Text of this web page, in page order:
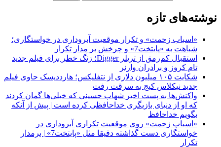
نوشته‌های تازه
«اسباب زحمت» و تکرار موقعیت آبروداری در خواستگاری؛
شباهت به «پایتخت7» و چرخش بر مدار تکرار
استقبال کم‌رمق از تریلر Digger؛ زنگ خطر برای فیلم جدید
تام کروز و برادران وارنر
شکایت ۱۰۵ میلیون دلاری از نتفلیکس؛ هارددیسک حاوی فیلم
جدید نیکلاس کیج به سرقت رفت
واکنش‌ها به پست اخیر شهاب حسینی که خیلی‌ها گمان کردند
که او از دنیای بازیگری خداحافظی کرده است | پیش از آنکه
بگویم خداحافظ
«اسباب زحمت» روی موقعیت تکراری آبروداری در
خواستگاری دست گذاشته دقیقا مثل «پایتخت7» | برمدار
تکرار